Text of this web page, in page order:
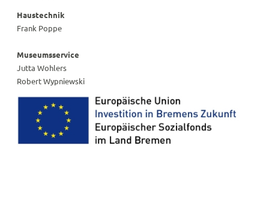
Haustechnik
Frank Poppe
Museumsservice
Jutta Wohlers
Robert Wypniewski